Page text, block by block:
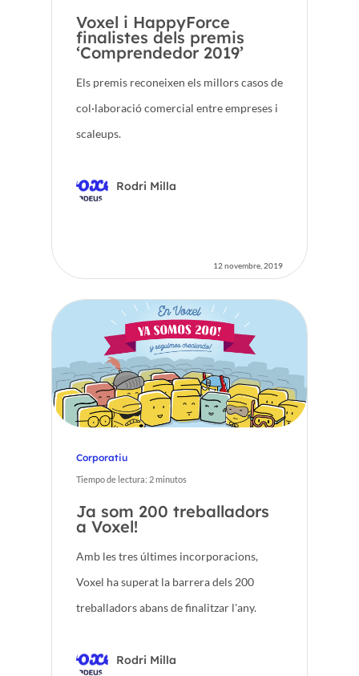
Voxel i HappyForce
finalistes dels premis
‘Comprendedor 2019’
Els premis reconeixen els millors casos de
col·laboració comercial entre empreses i
scaleups.
Rodri Milla
12 novembre, 2019
Corporatiu
Tiempo de lectura: 2minutos
Ja som 200 treballadors
a Voxel!
Amb les tres últimes incorporacions,
Voxel ha superat la barrera dels 200
treballadors abans de finalitzar l'any.
Rodri Milla